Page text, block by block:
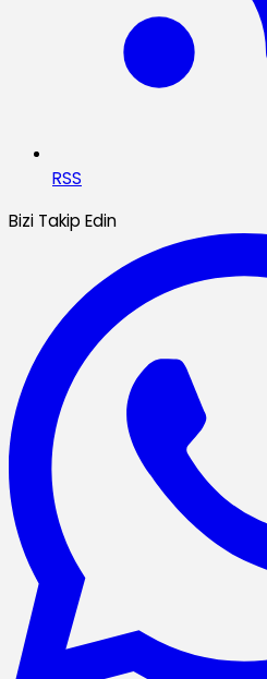
RSS
Bizi Takip Edin